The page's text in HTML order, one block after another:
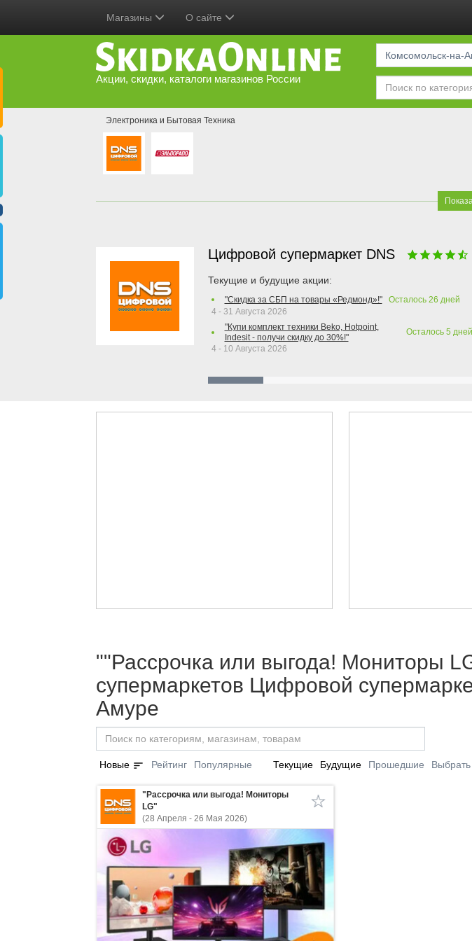
Магазины О сайте
Акции, скидки, каталоги магазинов России
Комсомольск-на-
Электроника и Бытовая Техника
Цифровой супермаркет DNS
Текущие и будущие акции:
"Скидка за СБП на товары «Редмонд»!" Осталось 26 дней
4 - 31 Августа 2026
"Купи комплект техники Beko, Hotpoint,
Indesit - получи скидку до 30%!"
Осталось 5 дней
4 - 10 Августа 2026
""Рассрочка или выгода! Мониторы
супермаркетов Цифровой
Амуре
Новые sort Рейтинг Популярные Текущие Будущие Прошедшие Выбрать
"Рассрочка или выгода! Мониторы
LG"
(28 Апреля - 26 Мая 2026)